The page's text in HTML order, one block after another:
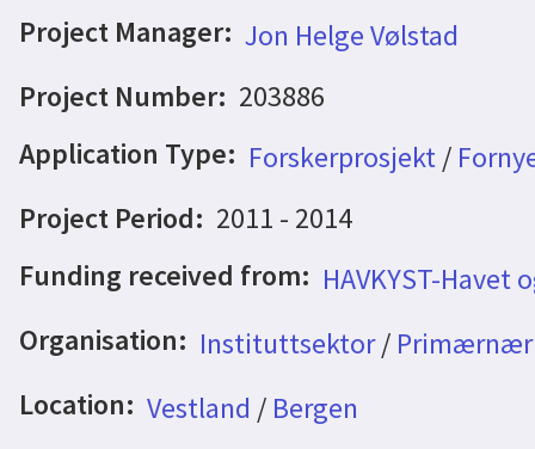
Project Manager: Jon Helge Vølstad
Project Number: 203886
Application Type: Forskerprosjekt/
Project Period: 2011 - 2014
Funding received from: HAVKYST-Havet
Organisation: Instituttsektor/
Location: Vestland / Bergen